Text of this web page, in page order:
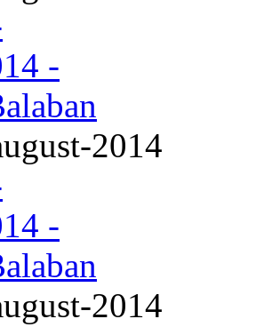
2014
2014